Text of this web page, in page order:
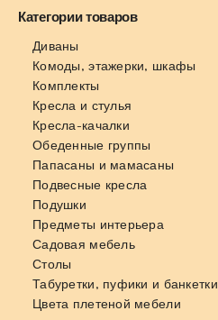
Категории товаров
Диваны
Комоды, этажерки, шкафы
Комплекты
Кресла и стулья
Кресла-качалки
Обеденные группы
Папасаны и мамасаны
Подвесные кресла
Подушки
Предметы интерьера
Садовая мебель
Столы
Табуретки, пуфики и банкетки
Цвета плетеной мебели